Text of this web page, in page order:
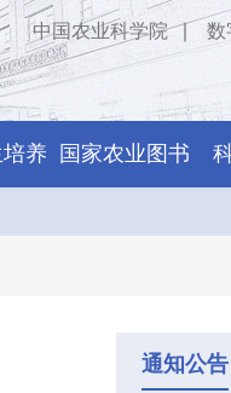
中国农业科学院 ∣ 数
养 国家农业图书
通知公告